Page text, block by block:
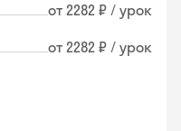
от 2282 ₽ / урок
от 2282 ₽ / урок